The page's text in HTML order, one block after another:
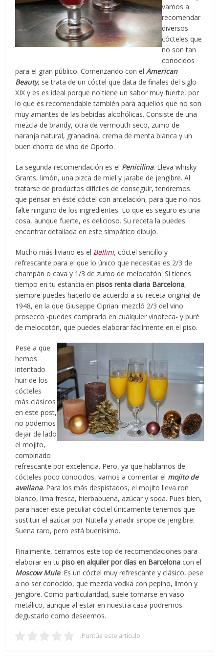
vamos a
recomendar
diversos
cócteles que
no son tan
conocidos
para el gran público. Comenzando con elAmerican
Beauty, se trata de un cóctel que data de finales del siglo
XIX y es es ideal porque no tiene un sabor muy fuerte, por
lo que es recomendable también para aquellos que no son
muy amantes de las bebidas alcohólicas. Consiste de una
mezcla de brandy, otra de vermouth seco, zumo de
naranja natural, granadina, crema de menta blanca y un
buen chorro de vino de Oporto.
La segunda recomendación es el Penicilina. Lleva whisky
Grants, limón, una pizca de miel y jarabe de jengibre. Al
tratarse de productos difíciles de conseguir, tendremos
que pensar en éste cóctel con antelación, para que no nos
falte ninguno de los ingredientes. Lo que es seguro es una
cosa, aunque fuerte, es delicioso. Su receta la puedes
encontrar detallada en este simpático dibujo.
Mucho más liviano es el Bellini, cóctel sencillo y
refrescante para el que lo único que necesitas es 2/3 de
champán o cava y 1/3 de zumo de melocotón. Si tienes
tiempo en tu estancia en pisos renta diaria Barcelona,
siempre puedes hacerlo de acuerdo a su receta original de
1948, en la que Giuseppe Cipriani mezcló 2/3 del vino
prosecco -puedes comprarlo en cualquier vinoteca- y puré
de melocotón, que puedes elaborar fácilmente en el piso.
Pese a que
hemos
intentado
huir de los
cócteles
más clásicos
en este post,
no podemos
dejar de lado
el mojito,
combinado
refrescante por excelencia. Pero, ya que hablamos de
cócteles poco conocidos, vamos a comentar el mojito de
avellana. Para los más despistados, el mojito lleva ron
blanco, lima fresca, hierbabuena, azúcar y soda. Pues bien,
para hacer este peculiar cóctel únicamente tenemos que
sustituir el azúcar por Nutella y añadir sirope de jengibre.
Suena raro, pero está buenísimo.
Finalmente, cerramos este top de recomendaciones para
elaborar en tupiso en alquiler por días en Barcelona con el
Moscow Mule. Es un cóctel muy refrescante y clásico, pese
a no ser conocido, que mezcla vodka con pepino, limón y
jengibre. Como particularidad, suele tomarse en vaso
metálico, aunque al estar en nuestra casa podremos
degustarlo como deseemos.
¡Puntúa este artículo!